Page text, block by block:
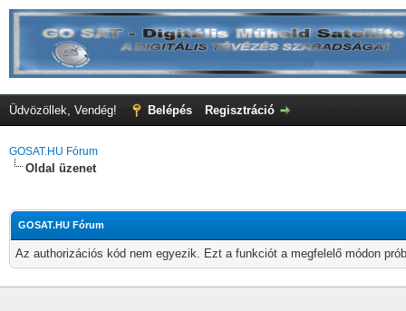
Üdvözöllek, Vendég! Belépés Regisztráció
GOSAT.HU Fórum
Oldal üzenet
GOSAT.HU Fórum
Az authorizációs kód nem egyezik. Ezt a funkciót a megfelelő módon